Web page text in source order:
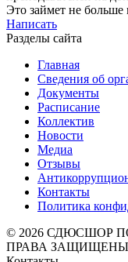
Это займет не
Написать
Разделы сайта
Главная
Сведения об
Документы
Расписание
Коллектив
Новости
Медиа
Отзывы
Контакты
Политика
© 2026 СДЮСШОР
ПРАВА